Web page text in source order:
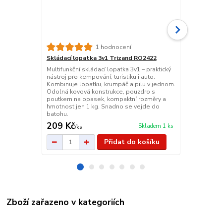
1 hodnocení
Skládací lopatka 3v1 Trizand RO2422
Multifunkční skládací lopatka 3v1 – praktický
nástroj pro kempování, turistiku i auto.
Kombinuje lopatku, krumpáč a pilu v jednom.
Odolná kovová konstrukce, pouzdro s
poutkem na opasek, kompaktní rozměry a
hmotnost jen 1 kg. Snadno se vejde do
batohu.
209 Kč/ks Skladem 1 ks
Přidat do košíku
Zboží zařazeno v kategoriích